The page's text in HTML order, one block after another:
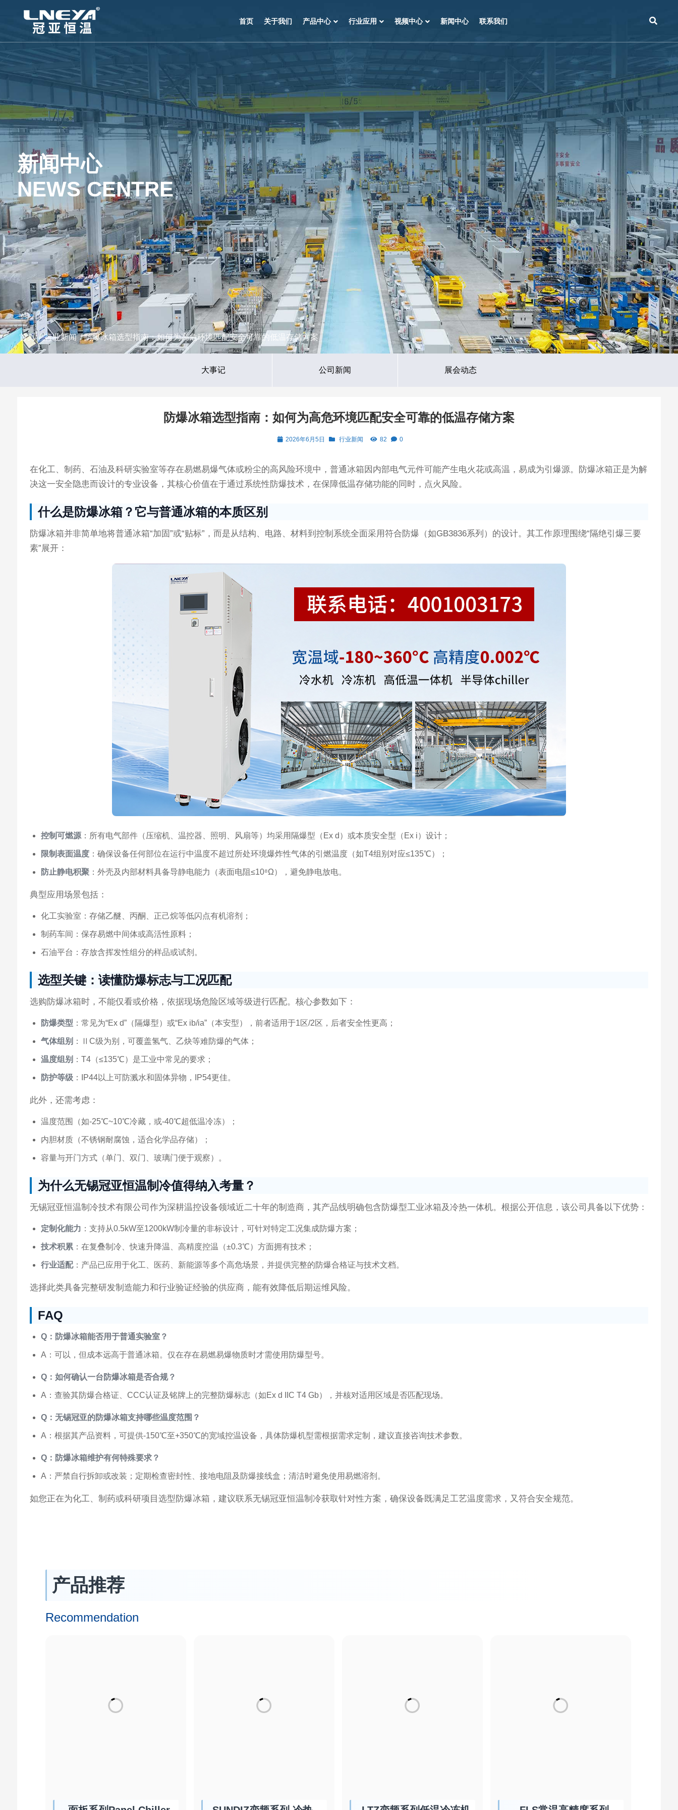
首页 关于我们 产品中心 行业应用 视频中心 新闻中心 联系我们
新闻中心
NEWS CENTRE
首页/行业新闻/ 防爆冰箱选型指南：如何为高危环境匹配安全可靠的低温存储方案
大事记 公司新闻 展会动态
防爆冰箱选型指南：如何为高危环境匹配安全可靠的低温存储方案
2026年6月5日 行业新闻 82 0
在化工、制药、石油及科研实验室等存在易燃易爆气体或粉尘的高风险环境中，普通冰箱因内部电气元件可能产生电火花或高温，易成为引爆源。防爆冰箱正是为解
决这一安全隐患而设计的专业设备，其核心价值在于通过系统性防爆技术，在保障低温存储功能的同时，点火风险。
什么是防爆冰箱？它与普通冰箱的本质区别
防爆冰箱并非简单地将普通冰箱“加固”或“贴标”，而是从结构、电路、材料到控制系统全面采用符合防爆（如GB3836系列）的设计。其工作原理围绕“隔绝引爆三要
素”展开：
控制可燃源 ：所有电气部件（压缩机、温控器、照明、风扇等）均采用隔爆型（Ex d）或本质安全型（Ex i）设计；
限制表面温度 ：确保设备任何部位在运行中温度不超过所处环境爆炸性气体的引燃温度（如T4组别对应≤135℃）；
防止静电积聚 ：外壳及内部材料具备导静电能力（表面电阻≤10⁸Ω），避免静电放电。
典型应用场景包括：
化工实验室：存储乙醚、丙酮、正己烷等低闪点有机溶剂；
制药车间：保存易燃中间体或高活性原料；
石油平台：存放含挥发性组分的样品或试剂。
选型关键：读懂防爆标志与工况匹配
选购防爆冰箱时，不能仅看或价格，依据现场危险区域等级进行匹配。核心参数如下：
防爆类型 ：常见为“Ex d”（隔爆型）或“Ex ib/ia”（本安型），前者适用于1区/2区，后者安全性更高；
气体组别 ：ⅡC级为别，可覆盖氢气、乙炔等难防爆的气体；
温度组别 ：T4（≤135℃）是工业中常见的要求；
防护等级 ：IP44以上可防溅水和固体异物，IP54更佳。
此外，还需考虑：
温度范围（如-25℃~10℃冷藏，或-40℃超低温冷冻）；
内胆材质（不锈钢耐腐蚀，适合化学品存储）；
容量与开门方式（单门、双门、玻璃门便于观察）。
为什么无锡冠亚恒温制冷值得纳入考量？
无锡冠亚恒温制冷技术有限公司作为深耕温控设备领域近二十年的制造商，其产品线明确包含防爆型工业冰箱及冷热一体机。根据公开信息，该公司具备以下优势：
定制化能力 ：支持从0.5kW至1200kW制冷量的非标设计，可针对特定工况集成防爆方案；
技术积累 ：在复叠制冷、快速升降温、高精度控温（±0.3℃）方面拥有技术；
行业适配：产品已应用于化工、医药、新能源等多个高危场景，并提供完整的防爆合格证与技术文档。
选择此类具备完整研发制造能力和行业验证经验的供应商，能有效降低后期运维风险。
FAQ
Q：防爆冰箱能否用于普通实验室？
A：可以，但成本远高于普通冰箱。仅在存在易燃易爆物质时才需使用防爆型号。
Q：如何确认一台防爆冰箱是否合规？
A：查验其防爆合格证、CCC认证及铭牌上的完整防爆标志（如Ex d IIC T4 Gb），并核对适用区域是否匹配现场。
Q：无锡冠亚的防爆冰箱支持哪些温度范围？
A：根据其产品资料，可提供-150℃至+350℃的宽域控温设备，具体防爆机型需根据需求定制，建议直接咨询技术参数。
Q：防爆冰箱维护有何特殊要求？
A：严禁自行拆卸或改装；定期检查密封性、接地电阻及防爆接线盒；清洁时避免使用易燃溶剂。
如您正在为化工、制药或科研项目选型防爆冰箱，建议联系无锡冠亚恒温制冷获取针对性方案，确保设备既满足工艺温度需求，又符合安全规范。
产品推荐
Recommendation